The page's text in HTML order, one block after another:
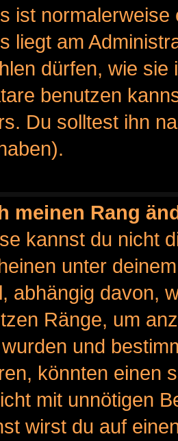
ist
liegt am
dürfen, wie
benutzen
Du solltest ihn
meinen Rang
kannst du nicht
unter
abhängig davon,
Ränge, um
und
könnten einen
mit unnötigen
wirst du auf